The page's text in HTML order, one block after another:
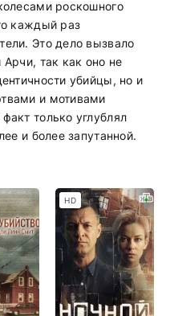
роскошного
каждый раз
Это дело вызвало
так как оно не
убийцы, но и
и мотивами
только углублял
и более запутанной.
HD